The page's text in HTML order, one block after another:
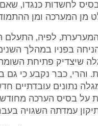
לחשדות כנגדו,
מן המערכה ומן
המערערת, לפיה, התעלם
בפניו במהלך
שיצדיק פתיחת
והרי, כבר נקבע כי גם
נתונים עובדתיים
על בסיס הערכה
עמדתה השגויה